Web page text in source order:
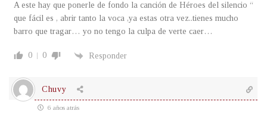
A este hay que ponerle de fondo la canción de Héroes del silencio “
que fácil es , abrir tanto la voca ,ya estas otra vez..tienes mucho
barro que tragar… yo no tengo la culpa de verte caer…
0 0 Responder
Chuvy
6 años atrás